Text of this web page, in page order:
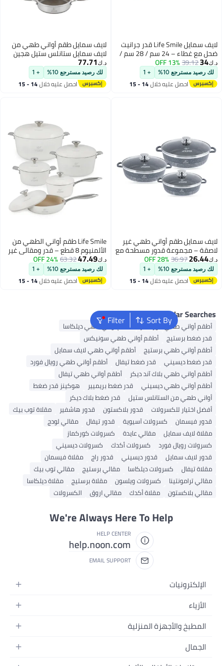
لايف سمايل Life Smile قدر جرانيت
ضحل مع غطاء – 24 سم / 28 سم /
غير لاصقة، قاعدة
الحثي، طلاء متعدد
للطهي العائلي
13% OFF
10%
+ 1
عليه خلال 14 - 15
لايف سمايل طقم أواني طهي من
لايف سمايل ستانلس ستيل هجين
مع قاعدة حث حراري | غير لاصق
ومقاوم للخدش | قاعدة متعددة
الطبقات | مناسب لجميع أنواع
المواقد
77.71
لك رصيد مسترجع 10% + 1
احصل عليه خلال 14 - 15
طقم أواني طهي غير
قدور مسطحة مع
غطاء | 24 سم، 28 سم، 32 سم |
جرانيت غير لاصقة
وخالية من PFOA | أواني طهي
للاستخدام في الفرن |
28% OFF
10%
+ 1
عليه خلال 14 - 15
Life Smile طقم أواني الطهي من
الألمنيوم 8 قطع – قدر ومقالي غير
لاصقة مع قاعدة تحريض | 30/24/18
سم قدر حساء، 18 سم قدر صلصة و
24 سم مقلاة | طقم طهي غير لاصق
متعدد الطبقات وآمن للاستخدام في
د.ك‏ 47.49
63.32
24% OFF
لك رصيد مسترجع 10% + 1
احصل عليه خلال 14 - 15
Sort By
Filter طهي كوركماز
أطقم أواني طهي ديلكاسا
أطقم أواني طهي سونيكس
طهي برستيج
أطقم أواني طهي لايف سمايل
قدر ضغط تيفال
أطقم أواني طهي رويال فورد
طهي بلاك آند ديكر
أطقم أواني طهي تيفال
طهي ديسيني
قدر ضغط بريميير
هوكينز قدر ضغط
من الستانلس ستيل
قدر ضغط بلاك ديكر
للكسرولات
قدور بلاكستون قدور هاشفير
مقلاة توب بيك
كسرولات آسيوية قدور تيفال
مقالي لودج
سمايل
مقالي عايدة
كسرولات كوركماز
فورد
كسرولات أكدك
كسرولات ديسيني
قدور ديسيني قدور راج
مقلاة فيسمان
كسرولات ديلكاسا مقالي برستيج
مقالي توب بيك
كسرولات ويلسون مقلاة برستيج
مقلاة ديلكاسا
مقلاة أكدك مقالي اروق الكسرولات
We're Always Here To Help
HELP CENTER
help.noon.com
EMAIL SUPPORT
المنزلية